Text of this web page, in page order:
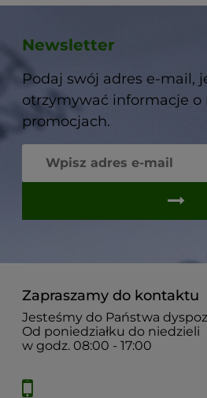
Newsletter
Podaj swój adres e-mail,
otrzymywać informacje o
promocjach.
Zapraszamy do kontaktu
Jesteśmy do Państwa
Od poniedziałku do niedzieli
w godz. 08:00 - 17:00